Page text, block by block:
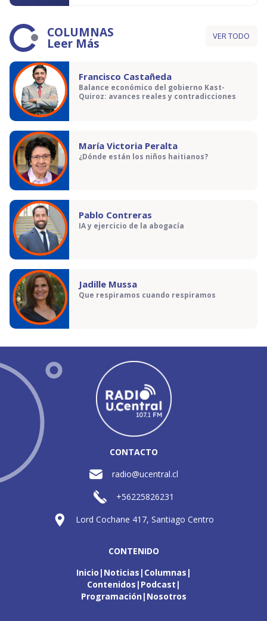
COLUMNAS
Leer Más VER TODO
Francisco Castañeda
Balance económico del gobierno Kast-
Quiroz: avances reales y contradicciones
María Victoria Peralta
¿Dónde están los niños haitianos?
Pablo Contreras
IA y ejercicio de la abogacía
Jadille Mussa
Que respiramos cuando respiramos
CONTACTO
radio@ucentral.cl
+56225826231
Lord Cochane 417, Santiago Centro
CONTENIDO
Inicio Noticias Columnas
Contenidos Podcast
Programación Nosotros